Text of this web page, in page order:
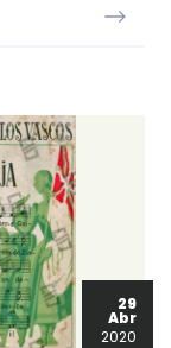
29
Abr
2020